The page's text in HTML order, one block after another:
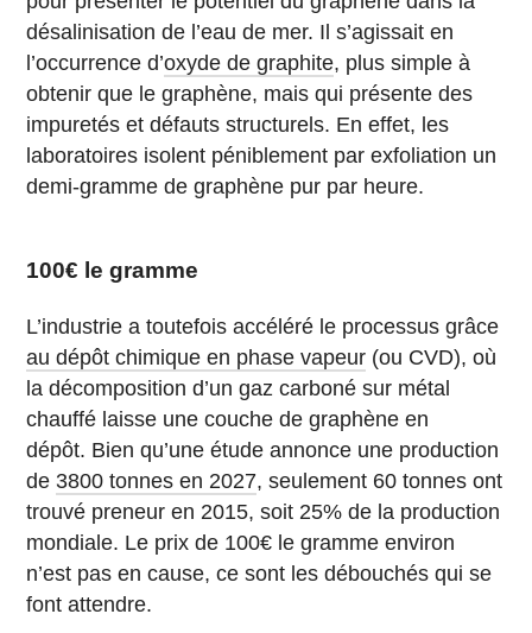
désalinisation de l’eau de mer. Il s’agissait en
l’occurrence d’oxyde de graphite, plus simple à
obtenir que le graphène, mais qui présente des
impuretés et défauts structurels. En effet, les
laboratoires isolent péniblement par exfoliation un
demi-gramme de graphène pur par heure.
100€ le gramme
L’industrie a toutefois accéléré le processus grâce
au dépôt chimique en phase vapeur (ou CVD), où
la décomposition d’un gaz carboné sur métal
chauffé laisse une couche de graphène en
dépôt. Bien qu’une étude annonce une production
de 3800 tonnes en 2027, seulement 60 tonnes ont
trouvé preneur en 2015, soit 25% de la production
mondiale. Le prix de 100€ le gramme environ
n’est pas en cause, ce sont les débouchés qui se
font attendre.